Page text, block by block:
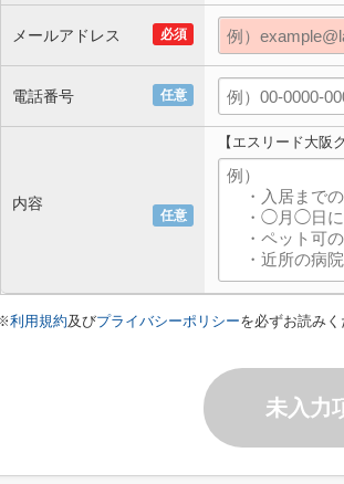
必須
メールアドレス
任意
電話番号
任意
内容
【エスリード大阪
利用規約及びプライバシーポリシーを必ずお読み
未入力